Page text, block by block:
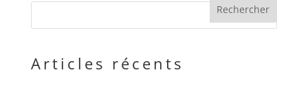
Articles récents